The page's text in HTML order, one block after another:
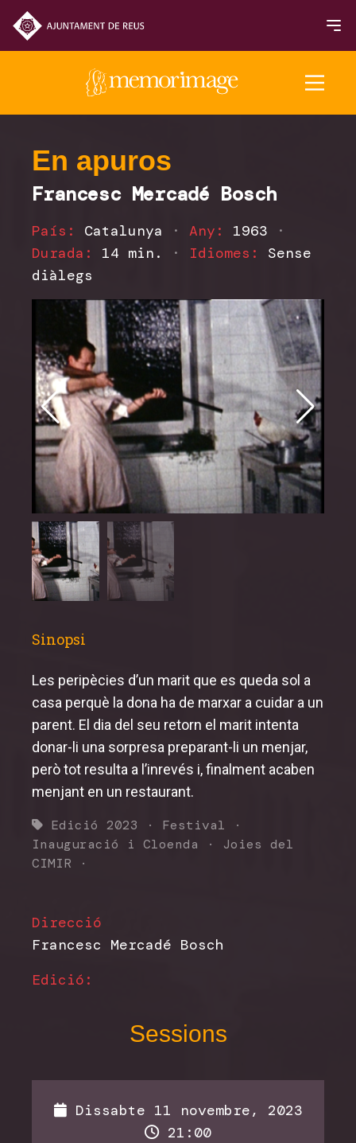
Edició 2025
PEL·LÍCULES
NOTICIES
Entrades i horaris
Sala de premsa
Premis i Jurats
Programa 2025
Inauguració i cloenda
Secció oficial
MemoriJove
Sessions especials
MemoriReus
En apuros
Francesc Mercadé Bosch
País: Catalunya · Any: 1963
·
Durada:
14 min. · Idiomes:
Sense
diàlegs
Sinopsi
Les peripècies d’un marit que es queda sol a
casa perquè la dona ha de marxar a cuidar a un
parent. El dia del seu retorn el marit intenta
donar-li una sorpresa preparant-li un menjar,
però tot resulta a l’inrevés i, finalment acaben
menjant en un restaurant.
Edició 2023 · Festival ·
Inauguració i Cloenda · Joies del
CIMIR ·
Direcció
Francesc Mercadé Bosch
Edició:
Sessions
Dissabte 11 novembre, 2023
21:00